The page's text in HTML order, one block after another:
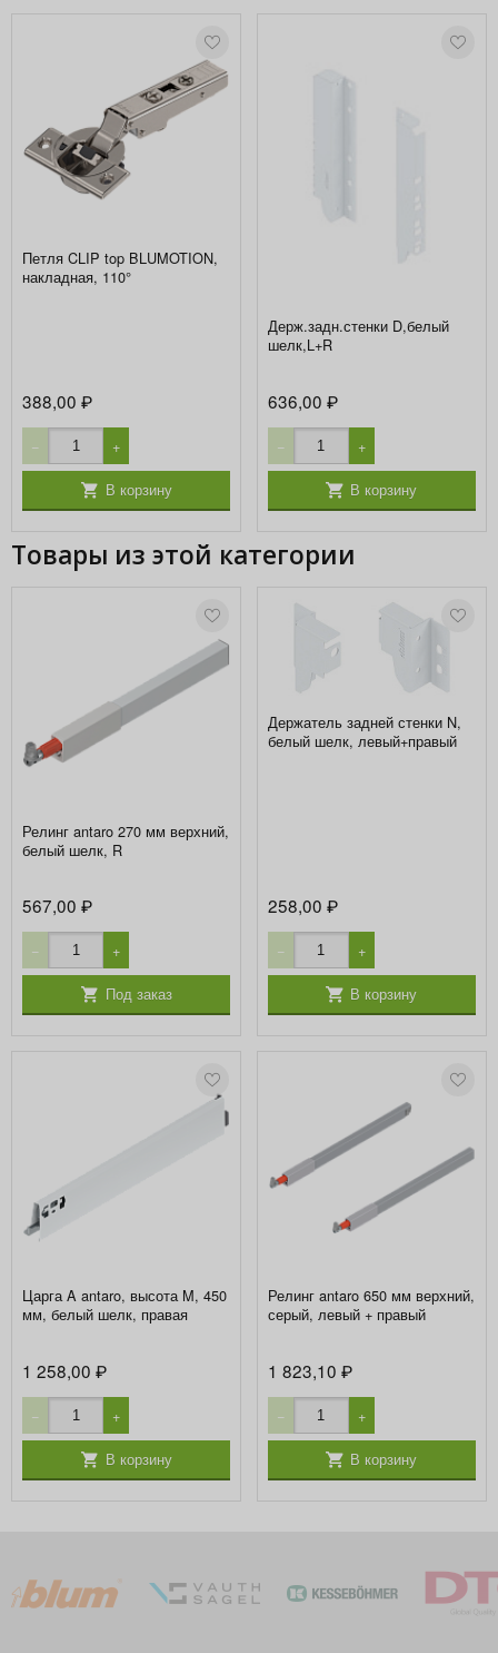
Петля CLIP top BLUMOTION,
накладная, 110°
388,00₽
− +
В корзину
Держ.задн.стенки D,белый
шелк,L+R
636,00 ₽
− +
В корзину
Товары из этой категории
Релинг antaro 270 мм верхний,
белый шелк, R
567,00₽
− +
Под заказ
Держатель задней стенки N,
белый шелк, левый+правый
258,00 ₽
− +
В корзину
Царга A antaro, высота M, 450
мм, белый шелк, правая
1 258,00₽
− +
В корзину
Релинг antaro 650 мм верхний,
серый, левый + правый
1 823,10 ₽
− +
В корзину